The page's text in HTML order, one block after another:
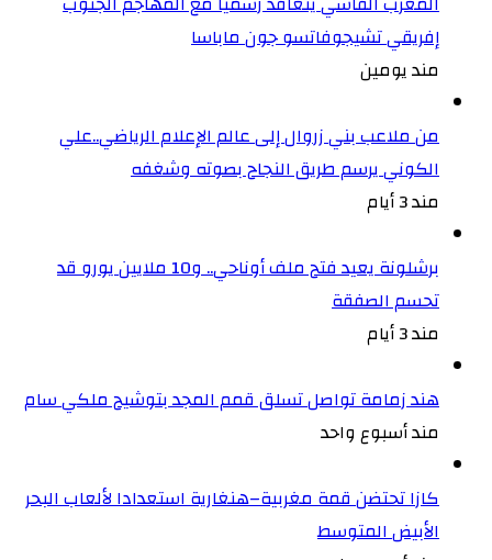
إفريقي تشيجوفاتسو جون ماباسا
مند يومين
من ملاعب بني زروال إلى عالم الإعلام الرياضي..علي
الكوني يرسم طريق النجاح بصوته وشغفه
مند 3 أيام
برشلونة يعيد فتح ملف أوناحي.. و10 ملايين يورو قد
تحسم الصفقة
مند 3 أيام
هند زمامة تواصل تسلق قمم المجد بتوشيح ملكي سام
مند أسبوع واحد
كازا تحتضن قمة مغربية–هنغارية استعدادا لألعاب البحر
الأبيض المتوسط